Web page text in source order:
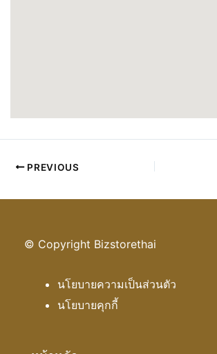
PREVIOUS
© Copyright Bizstorethai
นโยบายความเป็นส่วนตัว
นโยบายคุกกี้